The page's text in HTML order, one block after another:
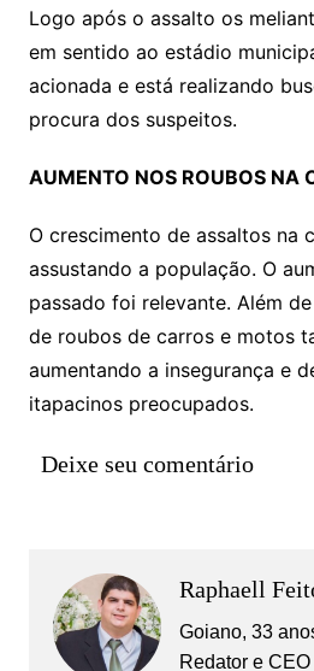
Logo após o assalto os
em sentido ao estádio
acionada e está realizando
procura dos suspeitos.
AUMENTO NOS ROUBOS NA
O crescimento de assaltos na
assustando a população. O
passado foi relevante. Além
de roubos de carros e motos
aumentando a insegurança e
itapacinos preocupados.
Deixe seu comentário
Raphaell
Goiano, 33
Redator e